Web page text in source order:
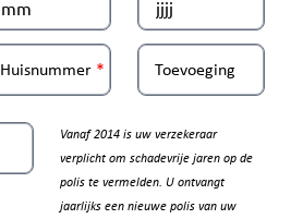
Huisnummer Toevoeging
Vanaf 2014 is uw verzekeraar
verplicht om schadevrije jaren op de
polis te vermelden. U ontvangt
jaarlijks een nieuwe polis van uw